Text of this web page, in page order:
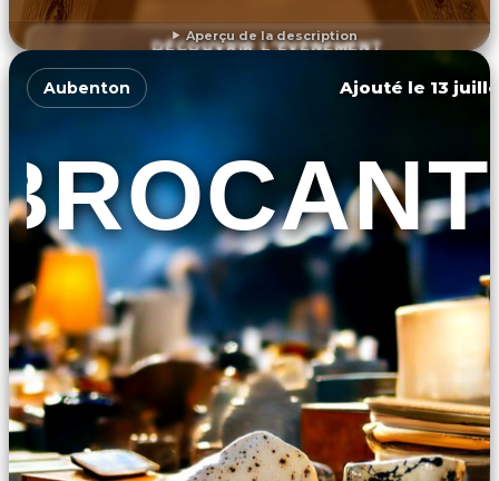
Aperçu de la description
DÉCOUVRIR L'ÉVÉNEMENT
Aubenton Ajouté le 13